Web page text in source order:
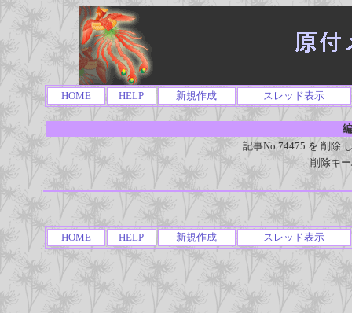
HOME HELP 新規作成 スレッド表示
記事No.74475 を 削除
削除キ
HOME HELP 新規作成 スレッド表示